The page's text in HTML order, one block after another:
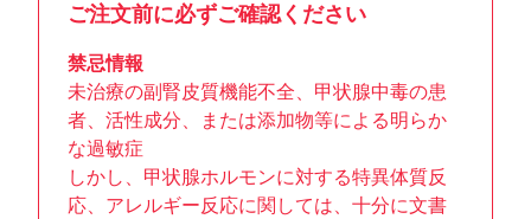
ご注文前に必ずご確認ください
禁忌情報
未治療の副腎皮質機能不全、甲状腺中毒の患
者、活性成分、または添加物等による明らか
な過敏症
しかし、甲状腺ホルモンに対する特異体質反
応、アレルギー反応に関しては、十分に文書